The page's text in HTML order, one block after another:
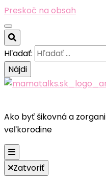
Preskoč na obsah
Hľadať:
Ako byť šikovná a
veľkorodine
Zatvoriť